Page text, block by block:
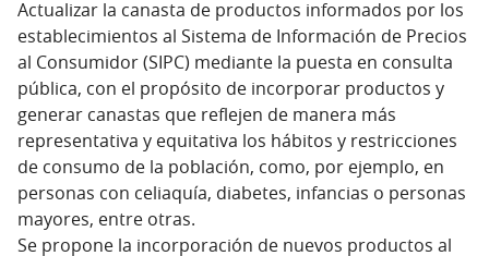
Actualizar la canasta de productos informados por los
establecimientos al Sistema de Información de Precios
al Consumidor (SIPC) mediante la puesta en consulta
pública, con el propósito de incorporar productos y
generar canastas que reflejen de manera más
representativa y equitativa los hábitos y restricciones
de consumo de la población, como, por ejemplo, en
personas con celiaquía, diabetes, infancias o personas
mayores, entre otras.
Se propone la incorporación de nuevos productos al